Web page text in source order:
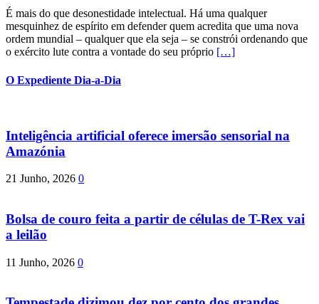
É mais do que desonestidade intelectual. Há uma qualquer
mesquinhez de espírito em defender quem acredita que uma nova
ordem mundial – qualquer que ela seja – se constrói ordenando que
o exército lute contra a vontade do seu próprio […]
O Expediente Dia-a-Dia
Inteligência artificial oferece imersão sensorial na
Amazónia
21 Junho, 2026 0
Bolsa de couro feita a partir de células de T-Rex vai
a leilão
11 Junho, 2026 0